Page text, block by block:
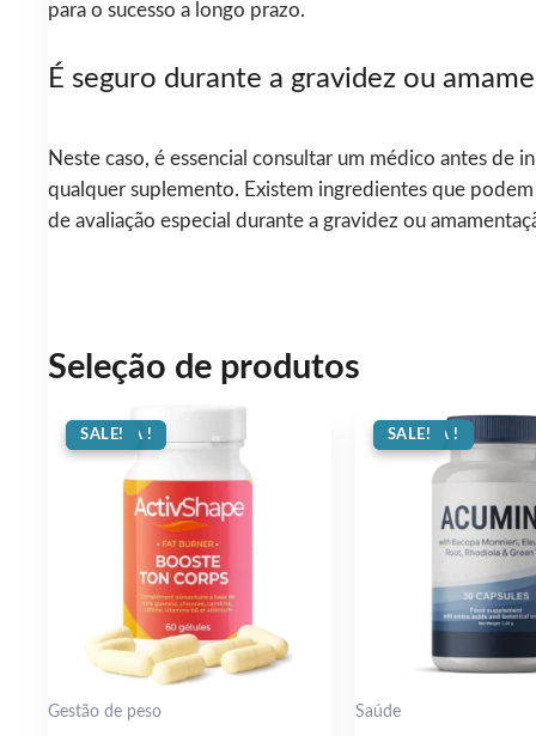
para o sucesso a longo prazo.
É seguro durante a gravidez ou
Neste caso, é essencial consultar um médico antes de
qualquer suplemento. Existem ingredientes que podem
de avaliação especial durante a gravidez ou
Seleção de produtos
OFERTA !
SALE!
Gestão de peso
OFERTA !
SALE!
Saúde